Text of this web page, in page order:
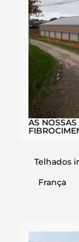
AS
Telhados
França